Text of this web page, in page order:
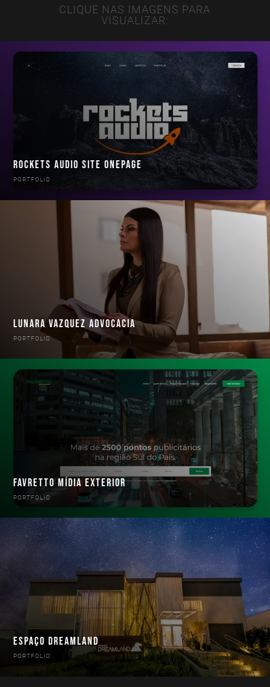
CLIQUE NAS IMAGENS PARA
VISUALIZAR:
ROCKETS AUDIO SITE ONEPAGE
PORTFOLIO
LUNARA VAZQUEZ ADVOCACIA
PORTFOLIO
FAVRETTO MÍDIA EXTERIOR
PORTFOLIO
ESPAÇO DREAMLAND
PORTFOLIO